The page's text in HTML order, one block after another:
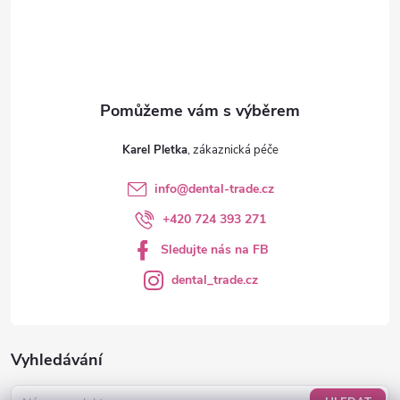
Vyhledávání
Karel Pletka
info@dental-trade.cz
+420 724 393 271
Sledujte nás na FB
dental_trade.cz